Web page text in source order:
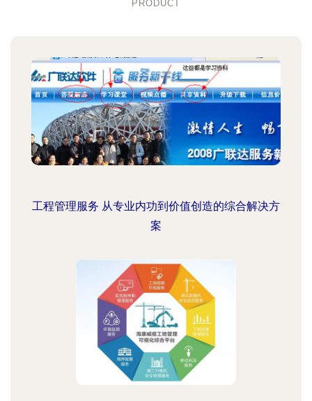
PRODUCT
工程管理服务 从专业内功到价值创造的综合解决方
案